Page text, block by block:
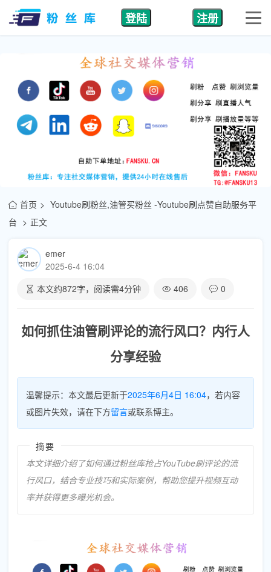
登陆 注册
首页
Youtube刷粉丝,油管买粉丝 -Youtube刷点赞自助服务平
台
正文
emer
2025-6-4 16:04
本文约872字，阅读需4分钟 406 0
如何抓住油管刷评论的流行风口？内行人
分享经验
温馨提示：本文最后更新于2025年6月4日 16:04，若内容
或图片失效，请在下方留言或联系博主。
摘要
本文详细介绍了如何通过粉丝库抢占YouTube刷评论的流
行风口，结合专业技巧和实际案例，帮助您提升视频互动
率并获得更多曝光机会。